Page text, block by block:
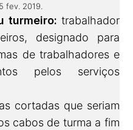
fev. 2019.
turmeiro: trabalhador
designado para
de trabalhadores e
pelos serviços
cortadas que seriam
cabos de turma a fim